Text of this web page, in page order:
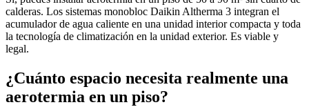
calderas. Los sistemas monobloc Daikin Altherma 3 integran el
acumulador de agua caliente en una unidad interior compacta y toda
la tecnología de climatización en la unidad exterior. Es viable y
legal.
¿Cuánto espacio necesita realmente una
aerotermia en un piso?